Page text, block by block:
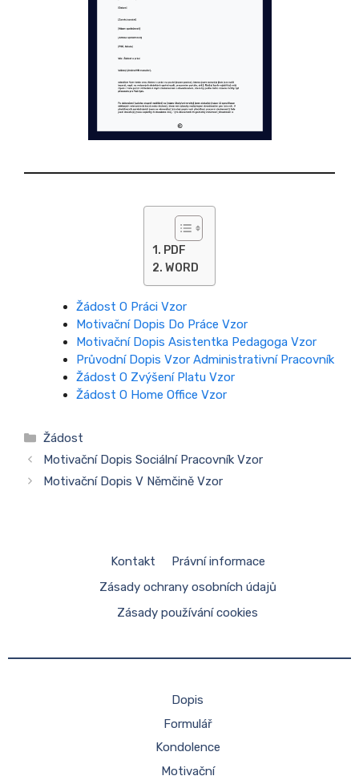
PDF
WORD
Žádost O Práci Vzor
Motivační Dopis Do Práce Vzor
Motivační Dopis Asistentka Pedagoga Vzor
Průvodní Dopis Vzor Administrativní Pracovník
Žádost O Zvýšení Platu Vzor
Žádost O Home Office Vzor
Rubriky
Žádost
Motivační Dopis Sociální Pracovník Vzor
Motivační Dopis V Němčině Vzor
Kontakt
Právní informace
Zásady ochrany osobních údajů
Zásady používání cookies
Dopis
Formulář
Kondolence
Motivační